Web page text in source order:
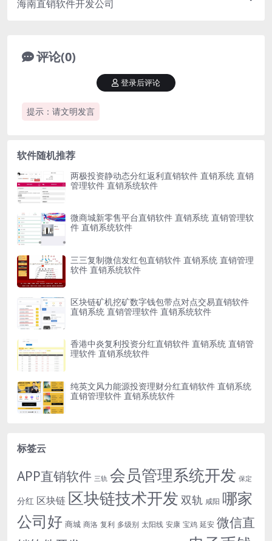
海南直销软件开发公司
评论(0)
提示：请文明发言
登录后评论
软件随机推荐
两极投资静动态分红返利直销软件 直销系统 直销
管理软件 直销系统软件
微商城新零售平台直销软件 直销系统 直销管理软
件 直销系统软件
三三复制微信发红包直销软件 直销系统 直销管理
软件 直销系统软件
区块链矿机挖矿数字钱包带点对点交易直销软件
直销系统 直销管理软件 直销系统软件
香港中炎复利投资分红直销软件 直销系统 直销管
理软件 直销系统软件
纯英文风力能源投资理财分红直销软件 直销系统
直销管理软件 直销系统软件
标签云
APP直销软件 三轨 会员管理系统开发 保定
分红 区块链 区块链技术开发 双轨 咸阳 哪家
公司好 商城 商洛 复利 多级别 太阳线 安康 宝鸡 延安 微信直